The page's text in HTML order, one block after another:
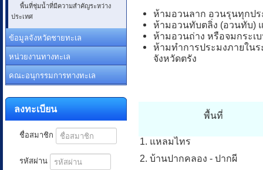
พื้นที่ชุ่มน้ำที่มีความสำคัญระหว่าง
ประเทศ
ข้อมูลจังหวัดชายทะเล
หน่วยงานทางทะเล
คณะอนุกรรมการทางทะเล
ลงทะเบียน
ชื่อสมาชิก
รหัสผ่าน
ห้ามอวนลาก อวนรุนทุกปร
ห้ามอวนทับตลิ่ง (อวนทับ)
ห้ามอวนถ่าง หรือจมกระเ
ห้ามทำการประมงภายในร
จังหวัดตรัง
พื้นที่
1. แหลมไทร
2. บ้านปากคลอง - ปากผี